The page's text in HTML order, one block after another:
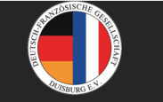
content